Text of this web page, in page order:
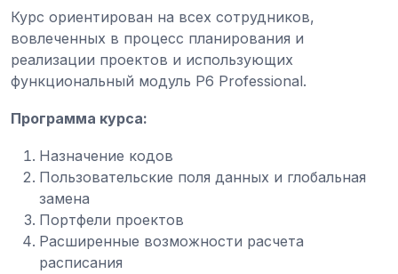
Курс ориентирован на всех сотрудников,
вовлеченных в процесс планирования и
реализации проектов и использующих
функциональный модуль P6 Professional.
Программа курса:
Назначение кодов
Пользовательские поля данных и глобальная
замена
Портфели проектов
Расширенные возможности расчета
расписания